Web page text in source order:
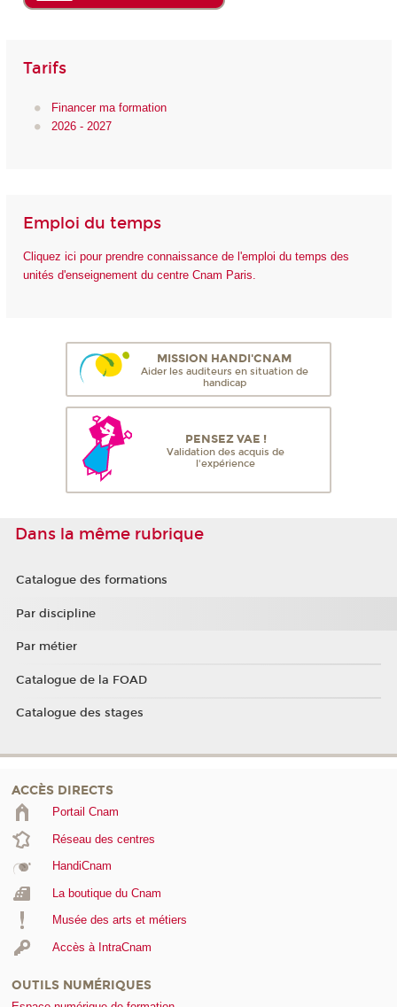
Tarifs
Financer ma formation
2026 - 2027
Emploi du temps
Cliquez ici pour prendre connaissance de l'emploi du temps des
unités d'enseignement du centre Cnam Paris.
MISSION HANDI'CNAM
Aider les auditeurs en situation de
handicap
PENSEZ VAE !
Validation des acquis de
l'expérience
Dans la même rubrique
Catalogue des formations
Par discipline
Par métier
Catalogue de la FOAD
Catalogue des stages
ACCÈS DIRECTS
Portail Cnam
Réseau des centres
HandiCnam
La boutique du Cnam
Musée des arts et métiers
Accès à IntraCnam
OUTILS NUMÉRIQUES